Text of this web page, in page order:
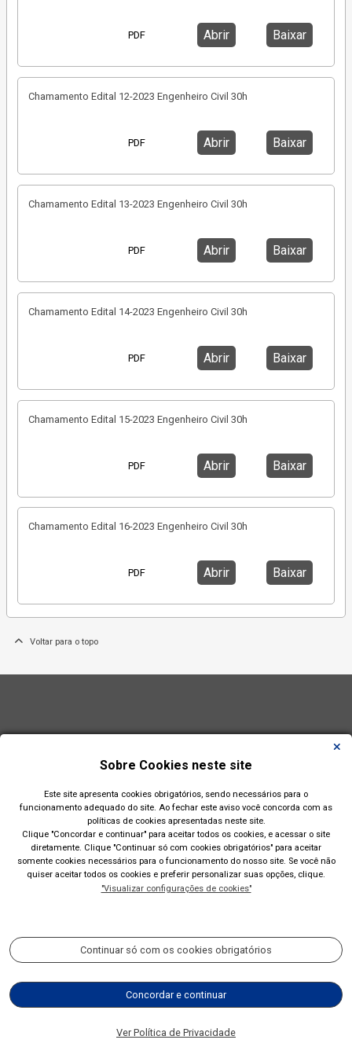
PDF Abrir Baixar
Chamamento Edital 12-2023 Engenheiro Civil 30h
PDF Abrir Baixar
Chamamento Edital 13-2023 Engenheiro Civil 30h
PDF Abrir Baixar
Chamamento Edital 14-2023 Engenheiro Civil 30h
PDF Abrir Baixar
Chamamento Edital 15-2023 Engenheiro Civil 30h
PDF Abrir Baixar
Chamamento Edital 16-2023 Engenheiro Civil 30h
PDF Abrir Baixar
Voltar para o topo
Sobre Cookies neste site
Este site apresenta cookies obrigatórios, sendo necessários para o
funcionamento adequado do site. Ao fechar este aviso você concorda com as
políticas de cookies apresentadas neste site.
Clique "Concordar e continuar" para aceitar todos os cookies, e acessar o site
diretamente. Clique "Continuar só com cookies obrigatórios" para aceitar
somente cookies necessários para o funcionamento do nosso site. Se você não
quiser aceitar todos os cookies e preferir personalizar suas opções, clique.
"Visualizar configurações de cookies"
Continuar só com os cookies obrigatórios
Concordar e continuar
Ver Política de Privacidade
Prefeitura Municipal de Esteio(RS)
Acompanhe nossas redes sociais: